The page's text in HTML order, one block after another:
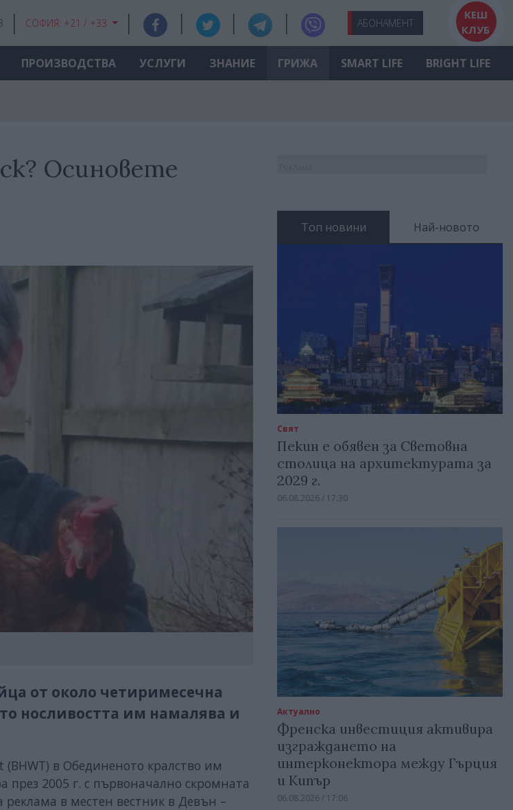
СОФИЯ: +21 / +33 АБОНАМЕНТ
КЕШ
КЛУБ
ПРОИЗВОДСТВА УСЛУГИ ЗНАНИЕ ГРИЖА SMART LIFE BRIGHT LIFE
Осиновете
от около четиримесечна
носливостта им намалява и
в Обединеното кралство им
през 2005 г. с първоначално скромната
реклама в местен вестник в Девън –
Топ новини Най-новото
Свят
Пекин е обявен за Световна
столица на архитектурата за
2029 г.
06.08.2026 / 17:30
Актуално
Френска инвестиция активира
изграждането на
интерконектора между Гърция
и Кипър
06.08.2026 / 17:06